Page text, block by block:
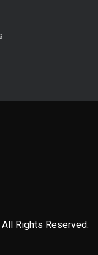
Rights Reserved.